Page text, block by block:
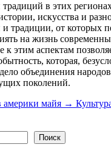
в этих
искусства и
традиции, от которых
на жизнь
этим аспектам
которая,
объединения
поколений.
америки майя →
Поиск